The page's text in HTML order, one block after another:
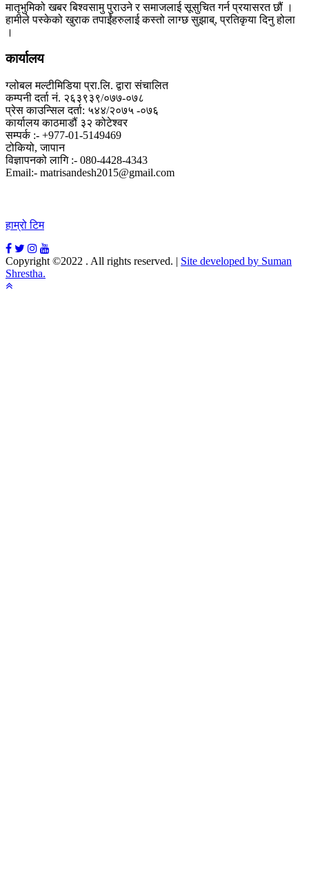
मातृभुमिको खबर बिश्वसामु पुराउने र समाजलाई सूसुचित गर्न प्रयासरत छौं ।
हामीले पस्केको खुराक तपाईंहरुलाई कस्तो लाग्छ सुझाब्, प्रतिकृया दिनु होला
।
कार्यालय
ग्लोबल मल्टीमिडिया प्रा.लि. द्वारा संचालित
कम्पनी दर्ता नं. २६३९३९/०७७-०७८
प्रेस काउन्सिल दर्ता: ५४४/२०७५ -०७६
कार्यालय काठमाडौं ३२ कोटेश्वर
सम्पर्क :- +977-01-5149469
टोकियो, जापान
विज्ञापनको लागि :- 080-4428-4343
Email:- matrisandesh2015@gmail.com
हाम्रो टिम
Copyright ©2022 . All rights reserved. | Site developed by Suman
Shrestha.